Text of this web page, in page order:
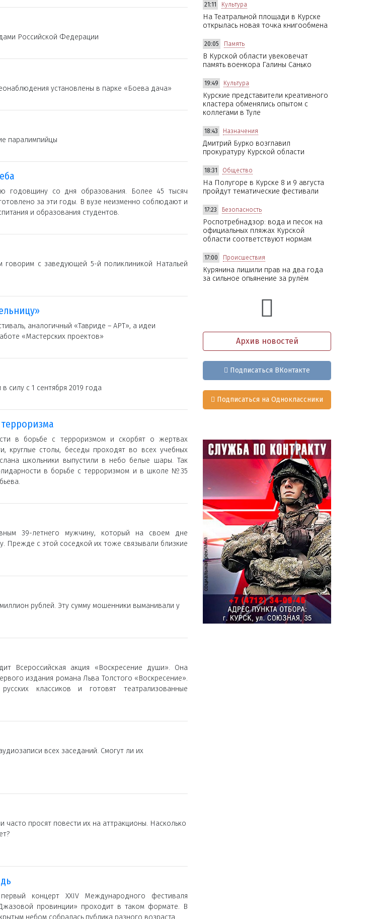
Российской Федерации
установлены в парке «Боева дача»
паралимпийцы
годовщину со дня образования. Более 45 тысяч
за эти годы. В вузе неизменно соблюдают и
и образования студентов.
с заведующей 5-й поликлиникой Натальей
аналогичный «Тавриде – АРТ», а идеи
«Мастерских проектов»
силу с 1 сентября 2019 года
в борьбе с терроризмом и скорбят о жертвах
круглые столы, беседы проходят во всех учебных
школьники выпустили в небо белые шары. Так
в борьбе с терроризмом и в школе №35
39-летнего мужчину, который на своем дне
Прежде с этой соседкой их тоже связывали близкие
рублей. Эту сумму мошенники выманивали у
Всероссийская акция «Воскресение души». Она
издания романа Льва Толстого «Воскресение».
классиков и готовят театрализованные
всех заседаний. Смогут ли их
просят повести их на аттракционы. Насколько
концерт XXIV Международного фестиваля
провинции» проходит в таком формате. В
небом собралась публика разного возраста.
21:11 Культура
На Театральной площади в Курске
открылась новая точка книгообмена
20:05 Память
В Курской области увековечат
память военкора Галины Санько
19:49 Культура
Курские представители креативного
кластера обменялись опытом с
коллегами в Туле
18:43 Назначения
Дмитрий Бурко возглавил
прокуратуру Курской области
18:31 Общество
На Полугоре в Курске 8 и 9 августа
пройдут тематические фестивали
17:23 Безопасность
Роспотребнадзор: вода и песок на
официальных пляжах Курской
области соответствуют нормам
17:00 Происшествия
Курянина лишили прав на два года
за сильное опьянение за рулём
Архив новостей
Подписаться ВКонтакте
Подписаться на Одноклассники